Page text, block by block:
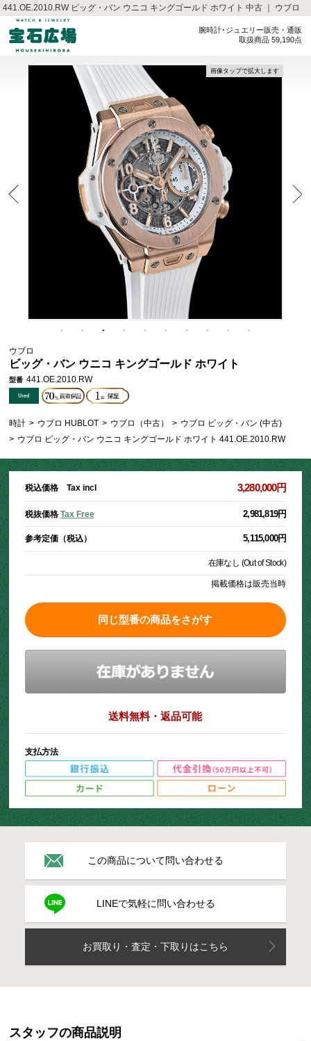
441.OE.2010.RW ビッグ・バン ウニコ キングゴールド ホワイト 中古 ｜ ウブロ
腕時計･ジュエリー販売・通販
取扱商品 59,190点
画像タップで拡大します
ウブロ
ビッグ・バン ウニコ キングゴールド ホワイト
型番 441.OE.2010.RW
時計 > ウブロ HUBLOT > ウブロ（中古） > ウブロ ビッグ・バン (中古)
> ウブロ ビッグ・バン ウニコ キングゴールド ホワイト 441.OE.2010.RW
税込価格 Tax incl 3,280,000円
税抜価格 Tax Free 2,981,819円
参考定価（税込） 5,115,000円
在庫なし (Out of Stock)
掲載価格は販売当時
同じ型番の商品をさがす
送料無料・返品可能
支払方法
この商品について問い合わせる
LINEで気軽に問い合わせる
お買取り・査定・下取りはこちら
スタッフの商品説明